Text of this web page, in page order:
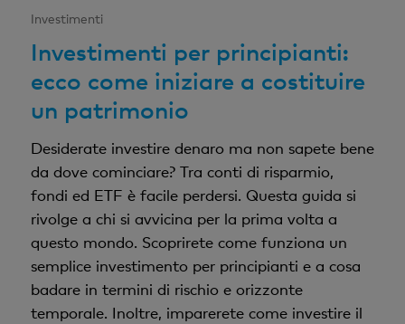
Investimenti
Investimenti per principianti:
ecco come iniziare a costituire
un patrimonio
Desiderate investire denaro ma non sapete bene
da dove cominciare? Tra conti di risparmio,
fondi ed ETF è facile perdersi. Questa guida si
rivolge a chi si avvicina per la prima volta a
questo mondo. Scoprirete come funziona un
semplice investimento per principianti e a cosa
badare in termini di rischio e orizzonte
temporale. Inoltre, imparerete come investire il